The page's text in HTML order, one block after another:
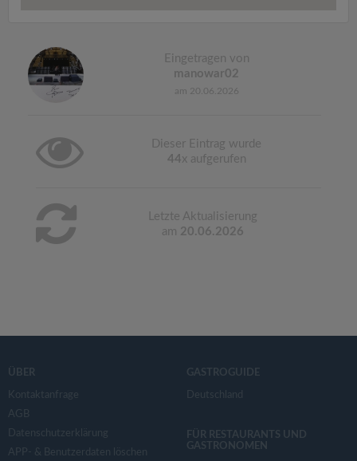
Eingetragen von
manowar02
am 20.06.2026
Dieser Eintrag wurde
44x aufgerufen
Letzte Aktualisierung
am 20.06.2026
ÜBER
Kontaktanfrage
AGB
Datenschutzerklärung
APP- & Benutzerdaten löschen
GASTROGUIDE
Deutschland
FÜR RESTAURANTS UND
GASTRONOMEN